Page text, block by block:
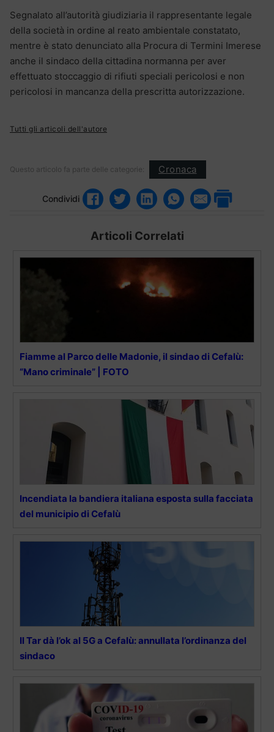
Segnalato all’autorità giudiziaria il rappresentante legale
della società in ordine al reato ambientale constatato,
mentre è stato denunciato alla Procura di Termini Imerese
anche il sindaco della cittadina normanna per aver
effettuato stoccaggio di rifiuti speciali pericolosi e non
pericolosi in mancanza della prescritta autorizzazione.
Tutti gli articoli dell'autore
Questo articolo fa parte delle categorie: Cronaca
Condividi
Articoli Correlati
Fiamme al Parco delle Madonie, il sindao di Cefalù:
“Mano criminale” | FOTO
Incendiata la bandiera italiana esposta sulla facciata
del municipio di Cefalù
Il Tar dà l’ok al 5G a Cefalù: annullata l’ordinanza del
sindaco